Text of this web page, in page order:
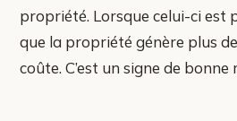
propriété. Lorsque celui-ci est
que la propriété génère plus de
coûte. C’est un signe de